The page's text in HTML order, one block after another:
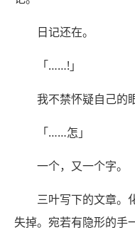
日记还在。
「……!」
我不禁怀疑自己的
「……怎」
一个，又一个字。
三叶写下的文章。
失掉。宛若有隐形的手